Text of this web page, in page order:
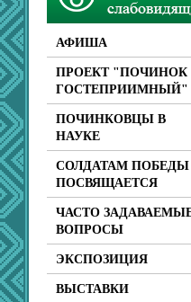
АФИША
ПРОЕКТ "ПОЧИНОК
ГОСТЕПРИИМНЫЙ"
ПОЧИНКОВЦЫ В
НАУКЕ
СОЛДАТАМ ПОБЕДЫ
ПОСВЯЩАЕТСЯ
ЧАСТО
ВОПРОСЫ
ЭКСПОЗИЦИЯ
ВЫСТАВКИ